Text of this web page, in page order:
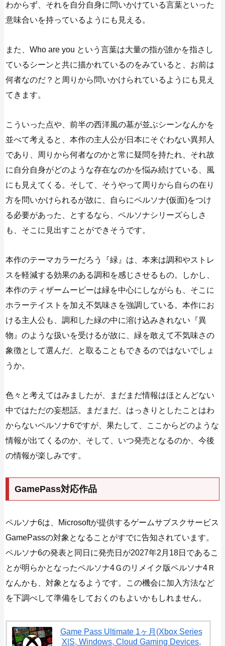
わからず、それを自分自身に問いかけている言葉といった
意味合いを持っているようにも見える。
また、Who are you という言葉は大量の指が誰かを指さし
ているシーンと共に描かれているのをみていると、お前は
何者なのだ？と周りから問いかけられているようにも見え
てきます。
こういった点や、前半の西洋風の墓が並ぶシーンなんかを
並べて考えると、本作の主人公が日本にそぐわない異邦人
であり、周りから何者なのかと常に疑問を持たれ、それ故
に自分自身がどのような存在なのかを悩み続けている、風
にも見えてくる。そして、そうやって周りから自らの在り
方を問いかけられるが故に、自らにペルソナ(仮面)をつけ
る必要があった、とするなら、ペルソナシリーズらしさ
も、そこに見出すことができそうです。
本作のテーマカラーだろう『緑』は、本来は調和やストレ
スを軽減する効果のある調和を感じさせるもの。しかし、
本作のティザームービーは緑を中心にしながらも、そこに
ホラーテイストを加え不気味さを強調している。本作にお
ける主人公も、調和した緑の中に溶け込みきれない『異
物』のような扱いを受けるが故に、緑を敢えて不気味さの
象徴として選んだ、と取ることもできるのではないでしょ
うか。
色々と考えてはみましたが、まだまだ情報はほとんどない
中ではただの妄想話。まだまだ、はっきりとしたことはわ
からないペルソナ6ですが、果たして、ここからどのような
情報が出てくるのか、そして、いつ発売となるのか、今後
の情報が楽しみです。
GamePass対応作品
ペルソナ6は、Microsoftが提供するゲームサブスクサービス
GamePassの対象となることがすでに告知されています。
ペルソナ6の発表と同日に発売日が2027年2月18日であるこ
とが明らかとなったペルソナ4Ｇのリメイク版ペルソナ4Ｒ
なんかも、対象となるようです。この機会に加入方法など
を下調べして準備をしておくのもよいかもしれません。
Game Pass Ultimate 1ヶ月(Xbox Series
X|S, Windows, Cloud Gaming Devices,